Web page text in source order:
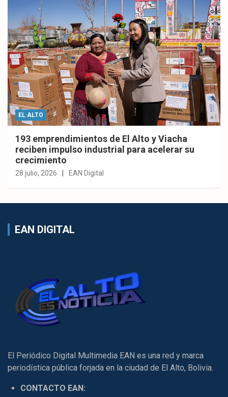
EL ALTO
193 emprendimientos de El Alto y Viacha
reciben impulso industrial para acelerar su
crecimiento
28 julio, 2026 EAN Digital
EAN DIGITAL
El Periódico Digital Multimedia EAN es una red y marca
periodística pública forjada en la ciudad de El Alto, Bolivia.
CONTACTO EAN: